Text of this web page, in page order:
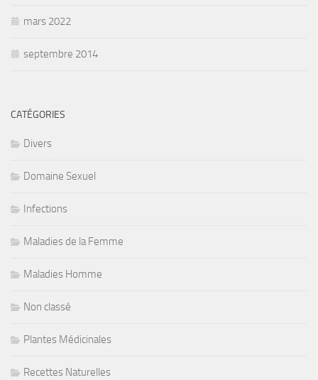
mars 2022
septembre 2014
CATÉGORIES
Divers
Domaine Sexuel
Infections
Maladies de la Femme
Maladies Homme
Non classé
Plantes Médicinales
Recettes Naturelles